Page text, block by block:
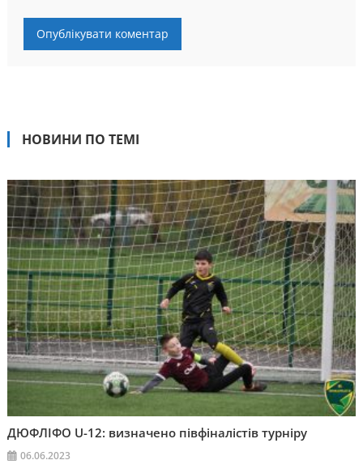
НОВИНИ ПО ТЕМІ
ДЮФЛІФО U-12: визначено півфіналістів турніру
06.06.2023